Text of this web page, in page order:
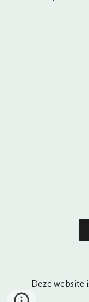
Deze website